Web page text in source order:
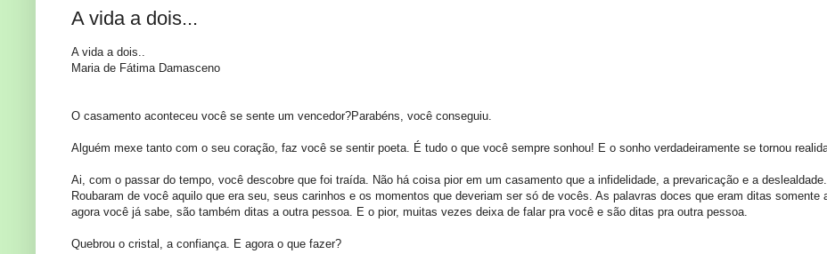
A vida a dois...
A vida a dois..
Maria de Fátima Damasceno
O casamento aconteceu você se sente um vencedor?Parabéns, você conseguiu.
Alguém mexe tanto com o seu coração, faz você se sentir poeta. É tudo o que você sempre sonhou! E o sonho verdadeiramente se tornou
Ai, com o passar do tempo, você descobre que foi traída. Não há coisa pior em um casamento que a infidelidade, a prevaricação e a deslealdade.
Roubaram de você aquilo que era seu, seus carinhos e os momentos que deveriam ser só de vocês. As palavras doces que eram ditas somente
agora você já sabe, são também ditas a outra pessoa. E o pior, muitas vezes deixa de falar pra você e são ditas pra outra pessoa.
Quebrou o cristal, a confiança. E agora o que fazer?